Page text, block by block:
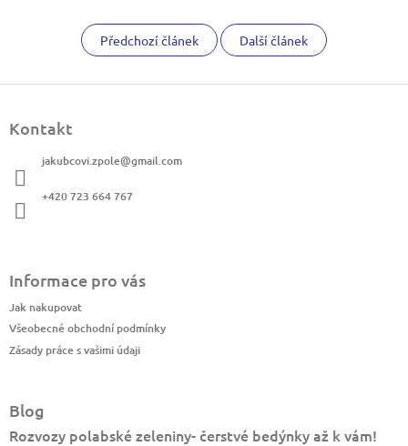
Předchozí článek Další článek
Kontakt
jakubcovi.zpole@gmail.com
+420 723 664 767
Informace pro vás
Jak nakupovat
Všeobecné obchodní podmínky
Zásady práce s vašimi údaji
Blog
Rozvozy polabské zeleniny- čerstvé bedýnky až k vám!